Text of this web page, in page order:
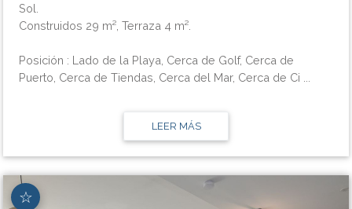
Sol.
Construidos 29 m², Terraza 4 m².
Posición : Lado de la Playa, Cerca de Golf, Cerca de
Puerto, Cerca de Tiendas, Cerca del Mar, Cerca de Ci ...
LEER MÁS
☆